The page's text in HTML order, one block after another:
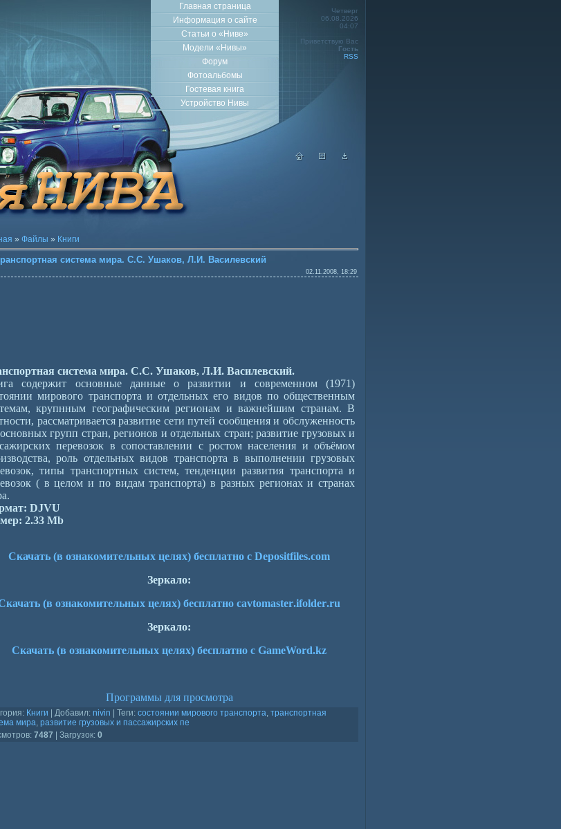
Главная страница
Информация о сайте
Статьи о «Ниве»
Модели «Нивы»
Форум
Фотоальбомы
Гостевая книга
Устройство Нивы
Четверг
06.08.2026
04:07
Приветствую Вас
Гость
RSS
» Файлы » Книги
система мира. С.С. Ушаков, Л.И. Василевский
02.11.2008, 18:29
система мира. С.С. Ушаков, Л.И. Василевский.
содержит основные данные о развитии и современном (1971)
мирового транспорта и отдельных его видов по общественным
крупнным географическим регионам и важнейшим странам. В
рассматривается развитие сети путей сообщения и обслуженность
групп стран, регионов и отдельных стран; развитие грузовых и
перевозок в сопоставлении с ростом населения и объёмом
роль отдельных видов транспорта в выполнении грузовых
типы транспортных систем, тенденции развития транспорта и
( в целом и по видам транспорта) в разных регионах и странах
DJVU
2.33 Mb
Скачать (в ознакомительных целях) бесплатно с Depositfiles.com
Зеркало:
(в ознакомительных целях) бесплатно cavtomaster.ifolder.ru
Зеркало:
Скачать (в ознакомительных целях) бесплатно с GameWord.kz
Программы для просмотра
: Книги Добавил: nivin Теги: состоянии мирового транспорта, транспортная
мира, развитие грузовых и пассажирских пе
: 7487 Загрузок: 0